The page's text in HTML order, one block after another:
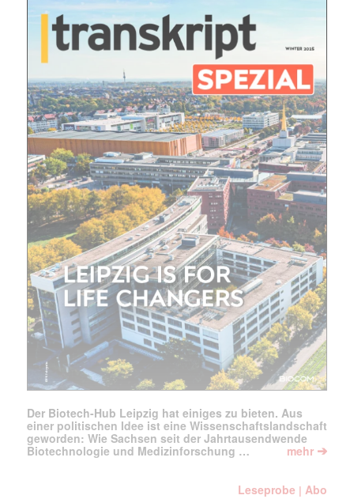
Mit dem |transkript-Newsletter
jede Woche aktuell informiert.
E-
Mail
(erforderlich)
Der Biotech-Hub Leipzig hat einiges zu bieten. Aus
einer politischen Idee ist eine Wissenschaftslandschaft
geworden: Wie Sachsen seit der Jahrtausendwende
Biotechnologie und Medizinforschung …
mehr ➔
Leseprobe |Abo